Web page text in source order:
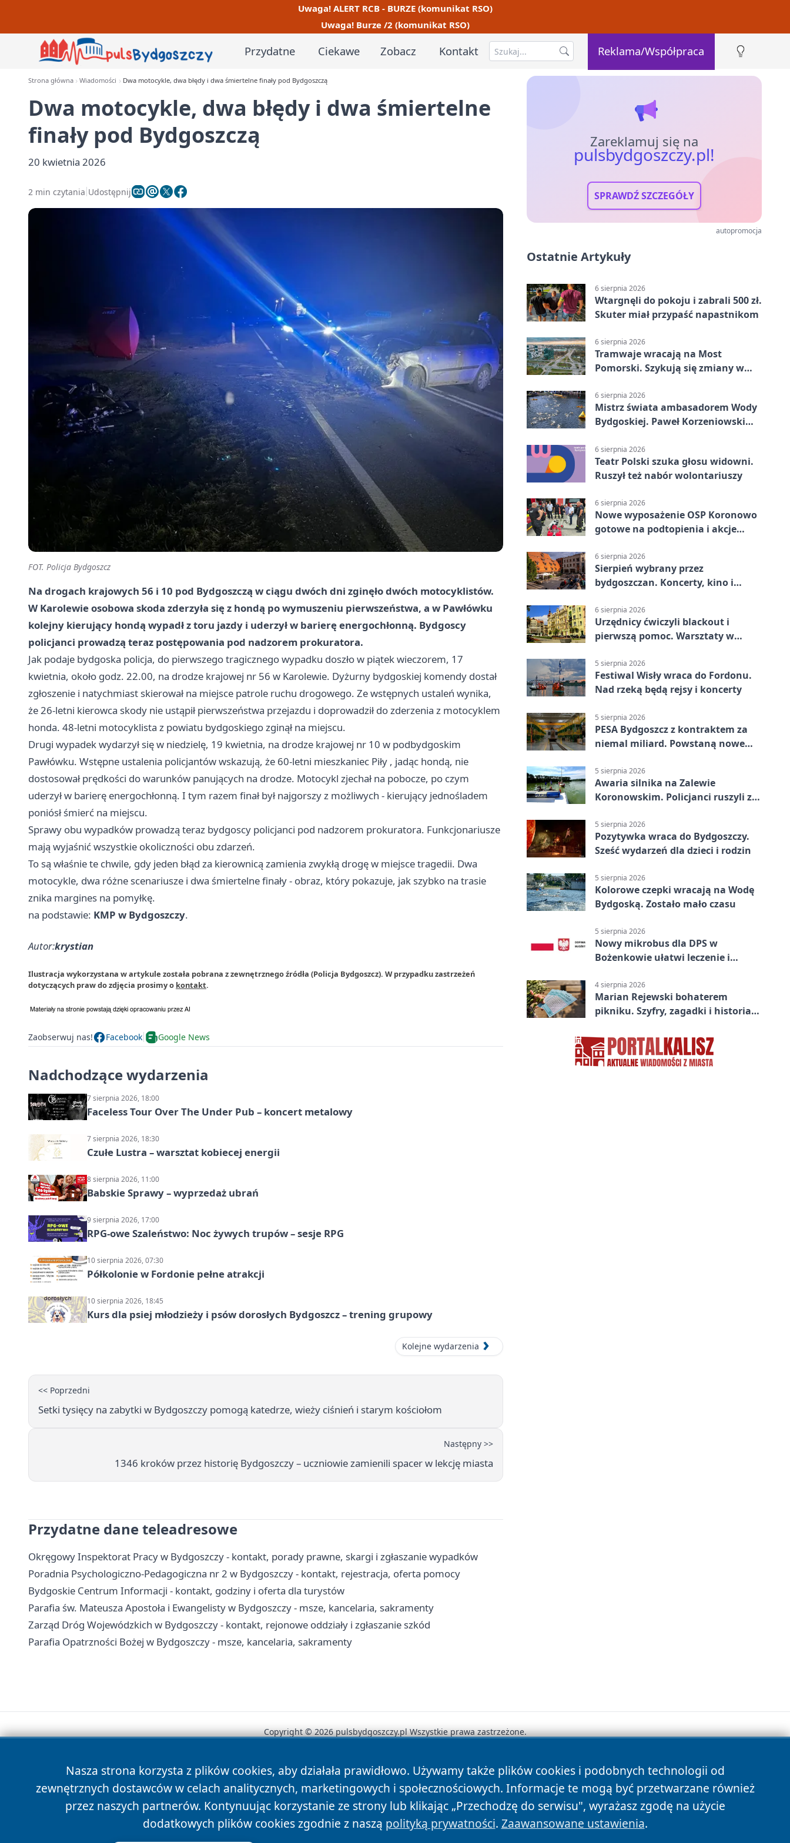
Uwaga! ALERT RCB - BURZE (komunikat RSO)
Uwaga! Burze /2 (komunikat RSO)
Przydatne Ciekawe Zobacz Kontakt Reklama/Współpraca
Strona główna Wiadomości Dwa motocykle, dwa błędy i dwa śmiertelne finały pod Bydgoszczą
Dwa motocykle, dwa błędy i dwa śmiertelne
finały pod Bydgoszczą
20 kwietnia 2026
2 min czytania Udostępnij
FOT. Policja Bydgoszcz
Na drogach krajowych 56 i 10 pod Bydgoszczą w ciągu dwóch dni zginęło dwóch motocyklistów.
W Karolewie osobowa skoda zderzyła się z hondą po wymuszeniu pierwszeństwa, a w Pawłówku
kolejny kierujący hondą wypadł z toru jazdy i uderzył w barierę energochłonną. Bydgoscy
policjanci prowadzą teraz postępowania pod nadzorem prokuratora.
Jak podaje bydgoska policja, do pierwszego tragicznego wypadku doszło w piątek wieczorem, 17
kwietnia, około godz. 22.00, na drodze krajowej nr 56 w Karolewie. Dyżurny bydgoskiej komendy dostał
zgłoszenie i natychmiast skierował na miejsce patrole ruchu drogowego. Ze wstępnych ustaleń wynika,
że 26-letni kierowca skody nie ustąpił pierwszeństwa przejazdu i doprowadził do zderzenia z motocyklem
honda. 48-letni motocyklista z powiatu bydgoskiego zginął na miejscu.
Drugi wypadek wydarzył się w niedzielę, 19 kwietnia, na drodze krajowej nr 10 w podbydgoskim
Pawłówku. Wstępne ustalenia policjantów wskazują, że 60-letni mieszkaniec Piły , jadąc hondą, nie
dostosował prędkości do warunków panujących na drodze. Motocykl zjechał na pobocze, po czym
uderzył w barierę energochłonną. I tym razem finał był najgorszy z możliwych - kierujący jednośladem
poniósł śmierć na miejscu.
Sprawy obu wypadków prowadzą teraz bydgoscy policjanci pod nadzorem prokuratora. Funkcjonariusze
mają wyjaśnić wszystkie okoliczności obu zdarzeń.
To są właśnie te chwile, gdy jeden błąd za kierownicą zamienia zwykłą drogę w miejsce tragedii. Dwa
motocykle, dwa różne scenariusze i dwa śmiertelne finały - obraz, który pokazuje, jak szybko na trasie
znika margines na pomyłkę.
na podstawie: KMP w Bydgoszczy.
Autor:krystian
Ilustracja wykorzystana w artykule została pobrana z zewnętrznego źródła (Policja Bydgoszcz). W przypadku zastrzeżeń
dotyczących praw do zdjęcia prosimy o kontakt.
Zaobserwuj nas! Facebook Google News
Nadchodzące wydarzenia
7 sierpnia 2026, 18:00
Faceless Tour Over The Under Pub – koncert metalowy
7 sierpnia 2026, 18:30
Czułe Lustra – warsztat kobiecej energii
8 sierpnia 2026, 11:00
Babskie Sprawy – wyprzedaż ubrań
9 sierpnia 2026, 17:00
RPG-owe Szaleństwo: Noc żywych trupów – sesje RPG
10 sierpnia 2026, 07:30
Półkolonie w Fordonie pełne atrakcji
10 sierpnia 2026, 18:45
Kurs dla psiej młodzieży i psów dorosłych Bydgoszcz – trening grupowy
Kolejne wydarzenia
<< Poprzedni
Setki tysięcy na zabytki w Bydgoszczy pomogą katedrze, wieży ciśnień i starym kościołom
Następny >>
1346 kroków przez historię Bydgoszczy – uczniowie zamienili spacer w lekcję miasta
Przydatne dane teleadresowe
Okręgowy Inspektorat Pracy w Bydgoszczy - kontakt, porady prawne, skargi i zgłaszanie wypadków
Poradnia Psychologiczno-Pedagogiczna nr 2 w Bydgoszczy - kontakt, rejestracja, oferta pomocy
Bydgoskie Centrum Informacji - kontakt, godziny i oferta dla turystów
Parafia św. Mateusza Apostoła i Ewangelisty w Bydgoszczy - msze, kancelaria, sakramenty
Zarząd Dróg Wojewódzkich w Bydgoszczy - kontakt, rejonowe oddziały i zgłaszanie szkód
Parafia Opatrzności Bożej w Bydgoszczy - msze, kancelaria, sakramenty
Zareklamuj się na
pulsbydgoszczy.pl!
SPRAWDŹ SZCZEGÓŁY
autopromocja
Ostatnie Artykuły
6 sierpnia 2026
Wtargnęli do pokoju i zabrali 500 zł.
Skuter miał przypaść napastnikom
6 sierpnia 2026
Tramwaje wracają na Most
Pomorski. Szykują się zmiany w
6 sierpnia 2026
Mistrz świata ambasadorem Wody
Bydgoskiej. Paweł Korzeniowski
6 sierpnia 2026
Teatr Polski szuka głosu widowni.
Ruszył też nabór wolontariuszy
6 sierpnia 2026
Nowe wyposażenie OSP Koronowo
gotowe na podtopienia i akcje
6 sierpnia 2026
Sierpień wybrany przez
bydgoszczan. Koncerty, kino i
6 sierpnia 2026
Urzędnicy ćwiczyli blackout i
pierwszą pomoc. Warsztaty w
5 sierpnia 2026
Festiwal Wisły wraca do Fordonu.
Nad rzeką będą rejsy i koncerty
5 sierpnia 2026
PESA Bydgoszcz z kontraktem za
niemal miliard. Powstaną nowe
5 sierpnia 2026
Awaria silnika na Zalewie
Koronowskim. Policjanci ruszyli z
5 sierpnia 2026
Pozytywka wraca do Bydgoszczy.
Sześć wydarzeń dla dzieci i rodzin
5 sierpnia 2026
Kolorowe czepki wracają na Wodę
Bydgoską. Zostało mało czasu
5 sierpnia 2026
Nowy mikrobus dla DPS w
Bożenkowie ułatwi leczenie i
4 sierpnia 2026
Marian Rejewski bohaterem
pikniku. Szyfry, zagadki i historia
Nasza strona korzysta z plików cookies, aby działała prawidłowo. Używamy także plików cookies i podobnych technologii od
zewnętrznych dostawców w celach analitycznych, marketingowych i społecznościowych. Informacje te mogą być przetwarzane również
przez naszych partnerów. Kontynuując korzystanie ze strony lub klikając „Przechodzę do serwisu", wyrażasz zgodę na użycie
dodatkowych plików cookies zgodnie z naszą polityką prywatności. Zaawansowane ustawienia.
Copyright © 2026 pulsbydgoszczy.pl Wszystkie prawa zastrzeżone.
News Autorzy Polityka Prywatności Polityka Cookies